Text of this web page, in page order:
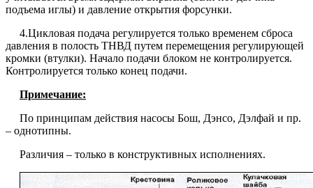
подъема иглы) и давление открытия форсунки.
4.Цикловая подача регулируется только временем сброса
давления в полость ТНВД путем перемещения регулирующей
кромки (втулки). Начало подачи блоком не контролируется.
Контролируется только конец подачи.
Примечание:
По принципам действия насосы Бош, Дэнсо, Дэлфай и пр.
– однотипны.
Различия – только в конструктивных исполнениях.